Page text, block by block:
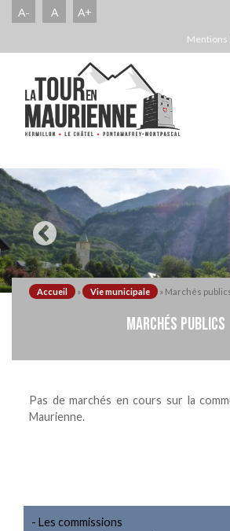
A- A A+
Mentions
Accueil » Vie municipale » Marchés
MARCHÉS PUBLICS
Pas de marchés en cours sur la
Maurienne.
Les commissions